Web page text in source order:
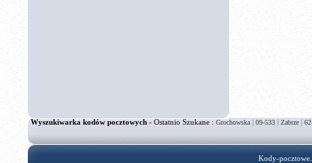
Wyszukiwarka kodów pocztowych- Ostatnio Szukane :Grochowska | 09-533 | Zabrze |
Kody-